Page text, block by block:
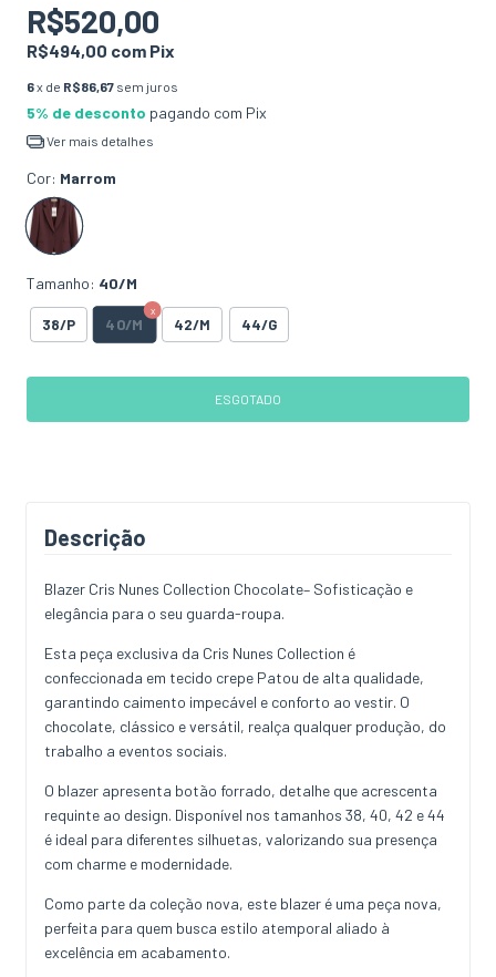
R$520,00
R$494,00 com Pix
6x de R$86,67 sem juros
5% de desconto pagando com Pix
Ver mais detalhes
Cor: Marrom
Tamanho: 40/M
38/P 40/M 42/M 44/G
Descrição
Blazer Cris Nunes Collection Chocolate– Sofisticação e
elegância para o seu guarda-roupa.
Esta peça exclusiva da Cris Nunes Collection é
confeccionada em tecido crepe Patou de alta qualidade,
garantindo caimento impecável e conforto ao vestir. O
chocolate, clássico e versátil, realça qualquer produção, do
trabalho a eventos sociais.
O blazer apresenta botão forrado, detalhe que acrescenta
requinte ao design. Disponível nos tamanhos 38, 40, 42 e 44
é ideal para diferentes silhuetas, valorizando sua presença
com charme e modernidade.
Como parte da coleção nova, este blazer é uma peça nova,
perfeita para quem busca estilo atemporal aliado à
excelência em acabamento.